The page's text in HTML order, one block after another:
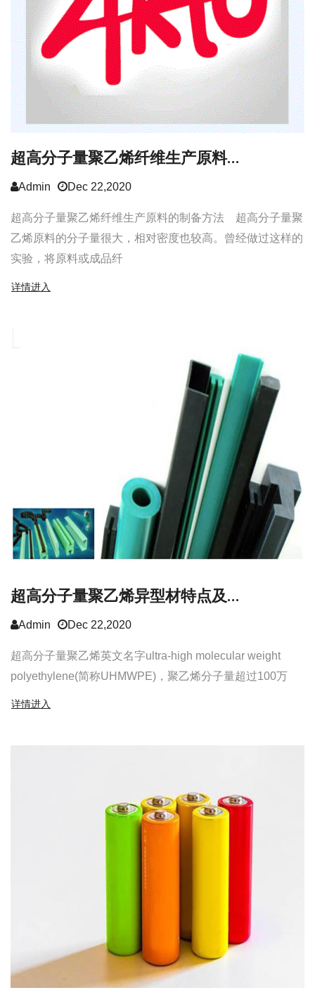
超高分子量聚乙烯纤维生产原料...
Admin Dec 22,2020
超高分子量聚乙烯纤维生产原料的制备方法 超高分子量聚
乙烯原料的分子量很大，相对密度也较高。曾经做过这样的
实验，将原料或成品纤
详情进入
超高分子量聚乙烯异型材特点及...
Admin Dec 22,2020
超高分子量聚乙烯英文名字ultra-high molecular weight
polyethylene(简称UHMWPE)，聚乙烯分子量超过100万
详情进入